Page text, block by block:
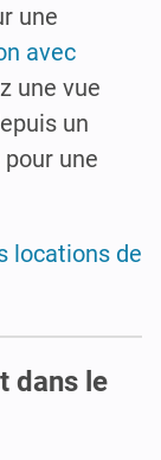
une
avec
une vue
un
pour une
locations de
dans le